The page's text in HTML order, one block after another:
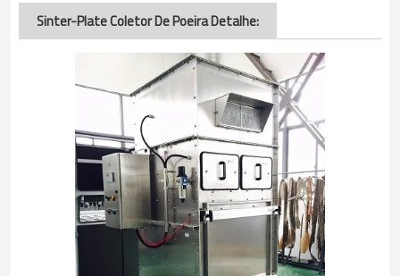
Sinter-Plate Coletor De Poeira Detalhe: